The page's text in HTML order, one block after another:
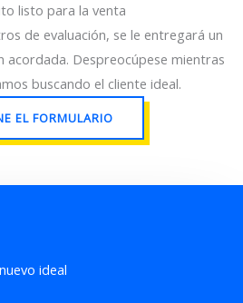
listo para la venta
de evaluación, se le entregará un
acordada. Despreocúpese mientras
buscando el cliente ideal.
EL FORMULARIO
ideal